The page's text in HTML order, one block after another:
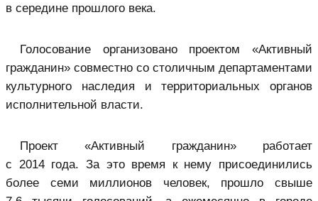
в середине прошлого века.
Голосование организовано проектом «Активный
гражданин» совместно со столичным департаментами
культурного наследия и территориальных органов
исполнительной власти.
Проект «Активный гражданин» работает
с 2014 года. За это время к нему присоединились
более семи миллионов человек, прошло свыше